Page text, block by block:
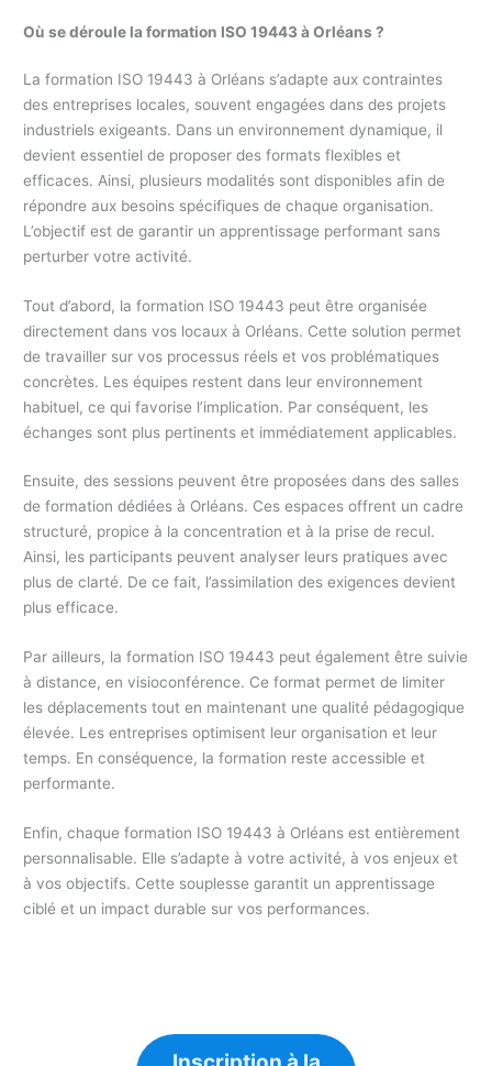
Où se déroule la formation ISO 19443 à Orléans ?
La formation ISO 19443 à Orléans s’adapte aux contraintes
des entreprises locales, souvent engagées dans des projets
industriels exigeants. Dans un environnement dynamique, il
devient essentiel de proposer des formats flexibles et
efficaces. Ainsi, plusieurs modalités sont disponibles afin de
répondre aux besoins spécifiques de chaque organisation.
L’objectif est de garantir un apprentissage performant sans
perturber votre activité.
Tout d’abord, la formation ISO 19443 peut être organisée
directement dans vos locaux à Orléans. Cette solution permet
de travailler sur vos processus réels et vos problématiques
concrètes. Les équipes restent dans leur environnement
habituel, ce qui favorise l’implication. Par conséquent, les
échanges sont plus pertinents et immédiatement applicables.
Ensuite, des sessions peuvent être proposées dans des salles
de formation dédiées à Orléans. Ces espaces offrent un cadre
structuré, propice à la concentration et à la prise de recul.
Ainsi, les participants peuvent analyser leurs pratiques avec
plus de clarté. De ce fait, l’assimilation des exigences devient
plus efficace.
Par ailleurs, la formation ISO 19443 peut également être suivie
à distance, en visioconférence. Ce format permet de limiter
les déplacements tout en maintenant une qualité pédagogique
élevée. Les entreprises optimisent leur organisation et leur
temps. En conséquence, la formation reste accessible et
performante.
Enfin, chaque formation ISO 19443 à Orléans est entièrement
personnalisable. Elle s’adapte à votre activité, à vos enjeux et
à vos objectifs. Cette souplesse garantit un apprentissage
ciblé et un impact durable sur vos performances.